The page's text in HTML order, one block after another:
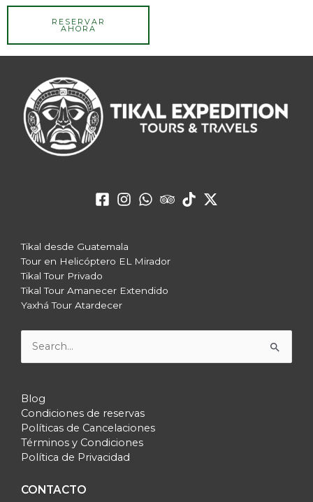
RESERVAR
AHORA
Tikal desde Guatemala
Tour en Helicóptero EL Mirador
Tikal Tour Privado
Tikal Tour Amanecer Extendido
Yaxhá Tour Atardecer
Buscar
por:
Blog
Condiciones de reservas
Políticas de Cancelaciones
Términos y Condiciones
Política de Privacidad
CONTACTO